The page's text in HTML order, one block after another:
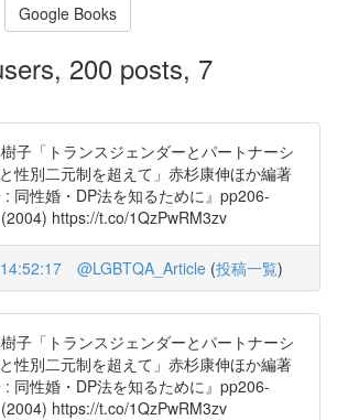
Google Books
200 posts, 7
樹子「トランスジェンダーとパートナーシ
性別二元制を超えて」赤杉康伸ほか編著
: 同性婚・DP法を知るために』pp206-
https://t.co/1QzPwRM3zv
@LGBTQA_Article (投稿一覧)
樹子「トランスジェンダーとパートナーシ
性別二元制を超えて」赤杉康伸ほか編著
: 同性婚・DP法を知るために』pp206-
https://t.co/1QzPwRM3zv